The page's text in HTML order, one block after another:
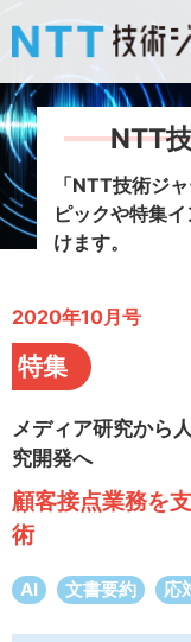
NTT
「NTT技術ジ
ピックや特集
けます。
2020年10月号
特集
メディア研究から
究開発へ
顧客接点業務を
術
AI 文書要約 応